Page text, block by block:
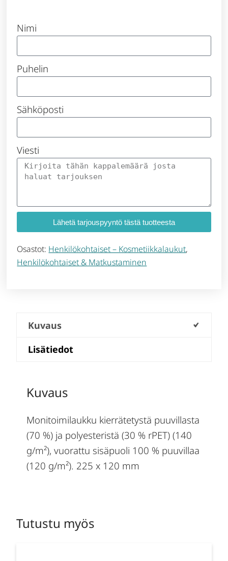
Nimi
Puhelin
Sähköposti
Viesti
Lähetä tarjouspyyntö tästä tuotteesta
Osastot: Henkilökohtaiset – Kosmetiikkalaukut,
Henkilökohtaiset & Matkustaminen
Kuvaus
Lisätiedot
Kuvaus
Monitoimilaukku kierrätetystä puuvillasta
(70 %) ja polyesteristä (30 % rPET) (140
g/m²), vuorattu sisäpuoli 100 % puuvillaa
(120 g/m²). 225 x 120 mm
Tutustu myös